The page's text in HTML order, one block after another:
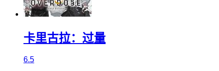
卡里古拉：过量
6.5